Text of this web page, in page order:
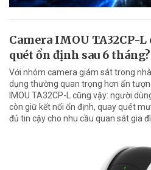
Camera IMOU TA32CP-
quét ổn định sau 6 tháng?
Với nhóm camera giám sát trong
dụng thường quan trọng hơn ấn
IMOU TA32CP-L cũng vậy: người
còn giữ kết nối ổn định, quay quét
đủ tin cậy cho nhu cầu quan sát gia